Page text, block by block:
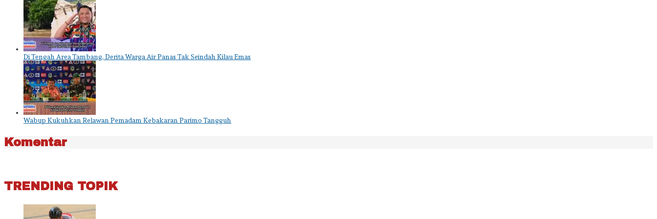
Di Tengah Area Tambang, Derita Warga Air Panas Tak Seindah Kilau Emas
Wabup Kukuhkan Relawan Pemadam Kebakaran Parimo Tangguh
Komentar
TRENDING TOPIK